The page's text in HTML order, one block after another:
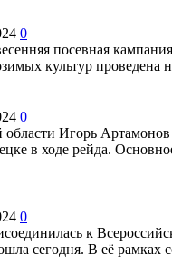
0
посевная
культур проведена
0
области Игорь
в ходе рейда.
0
к
сегодня. В её рамках